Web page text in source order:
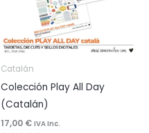
Catalán
Colección Play All Day
(Catalán)
17,00 € IVA Inc.